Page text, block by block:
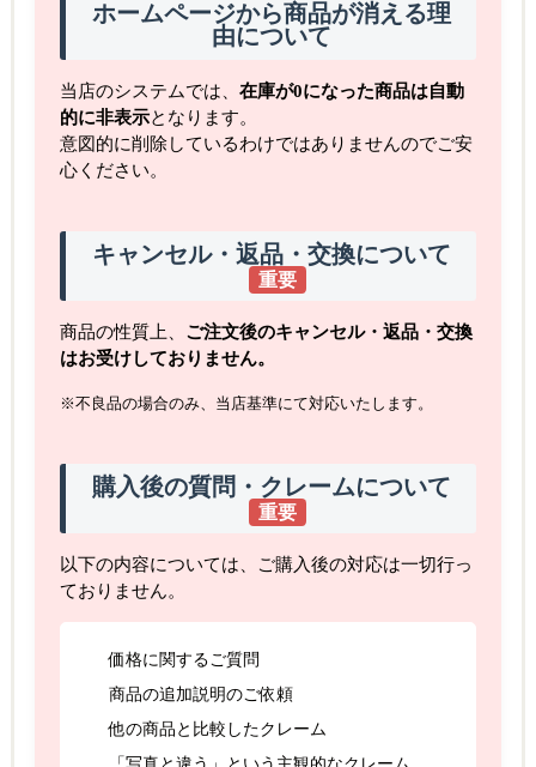
ホームページから商品が消える理
由について
当店のシステムでは、 在庫が0になった商品は自動
的に非表示となります。
意図的に削除しているわけではありませんのでご安
心ください。
キャンセル・返品・交換について
重要
商品の性質上、 ご注文後のキャンセル・返品・交換
はお受けしておりません。
※不良品の場合のみ、当店基準にて対応いたします。
購入後の質問・クレームについて
重要
以下の内容については、ご購入後の対応は一切行っ
ておりません。
価格に関するご質問
商品の追加説明のご依頼
他の商品と比較したクレーム